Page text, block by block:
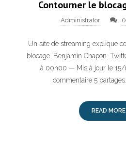
Contourner le
Administrator
Un site de streaming explique
blocage. Benjamin Chapon.
à 00h00 — Mis à jour le
commentaire 5
READ MORE